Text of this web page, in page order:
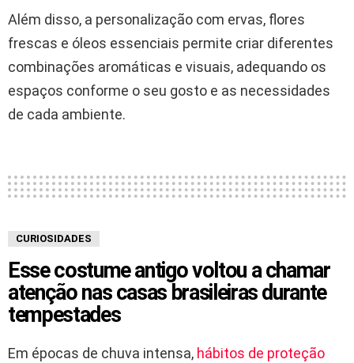
Além disso, a personalização com ervas, flores
frescas e óleos essenciais permite criar diferentes
combinações aromáticas e visuais, adequando os
espaços conforme o seu gosto e as necessidades
de cada ambiente.
CURIOSIDADES
Esse costume antigo voltou a chamar
atenção nas casas brasileiras durante
tempestades
Em épocas de chuva intensa, hábitos de proteção